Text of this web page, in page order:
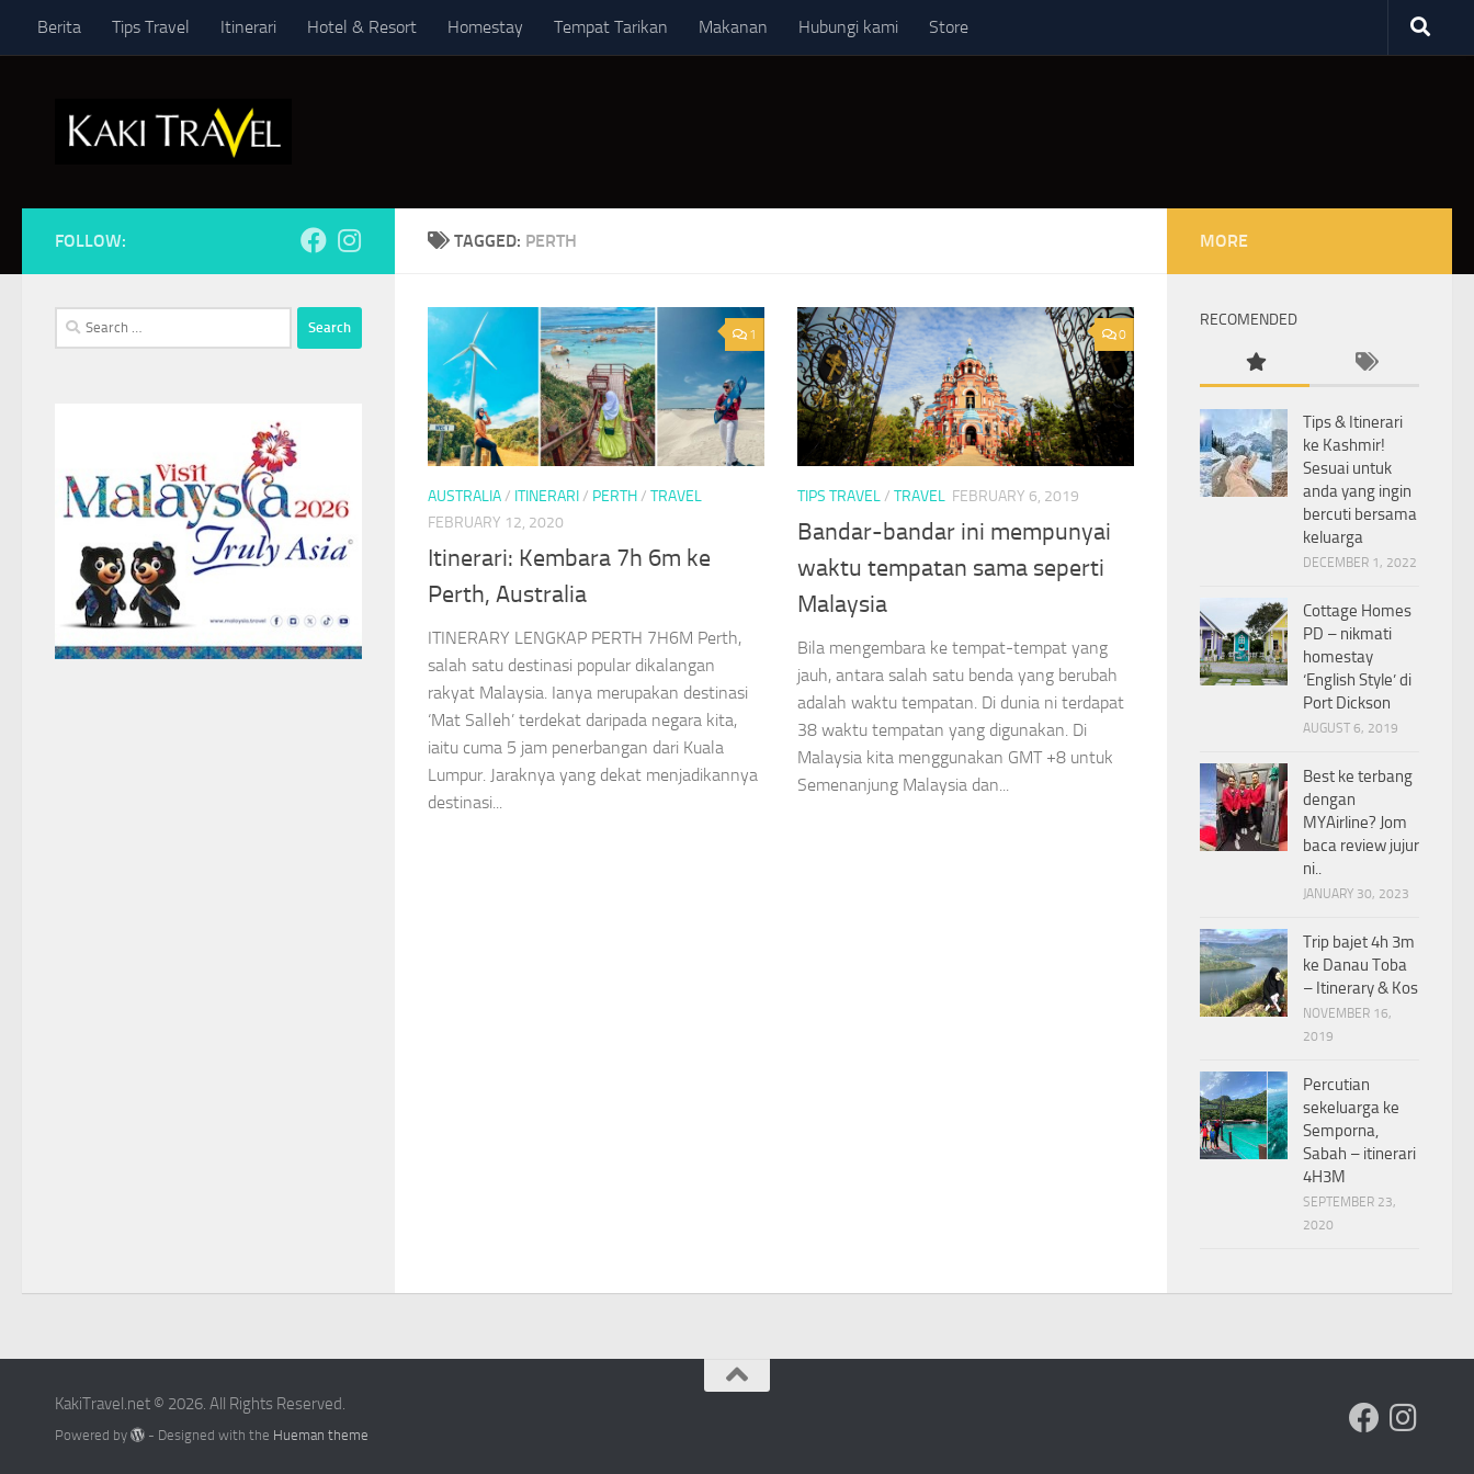
Skip to content
Berita Tips Travel Itinerari Hotel & Resort Homestay Tempat Tarikan Makanan Hubungi kami Store
TAGGED: PERTH
1
AUSTRALIA/ ITINERARI/ PERTH/ TRAVEL
FEBRUARY 12, 2020
Itinerari: Kembara 7h 6m ke
Perth, Australia
ITINERARY LENGKAP PERTH 7H6M Perth,
salah satu destinasi popular dikalangan
rakyat Malaysia. Ianya merupakan destinasi
‘Mat Salleh’ terdekat daripada negara kita,
iaitu cuma 5 jam penerbangan dari Kuala
Lumpur. Jaraknya yang dekat menjadikannya
destinasi...
0
TIPS TRAVEL/ TRAVEL FEBRUARY 6, 2019
Bandar-bandar ini mempunyai
waktu tempatan sama seperti
Malaysia
Bila mengembara ke tempat-tempat yang
jauh, antara salah satu benda yang berubah
adalah waktu tempatan. Di dunia ni terdapat
38 waktu tempatan yang digunakan. Di
Malaysia kita menggunakan GMT +8 untuk
Semenanjung Malaysia dan...
FOLLOW:
Search
for:
MORE
RECOMENDED
Tips & Itinerari
ke Kashmir!
Sesuai untuk
anda yang ingin
bercuti bersama
keluarga
DECEMBER 1, 2022
Cottage Homes
PD – nikmati
homestay
‘English Style’ di
Port Dickson
AUGUST 6, 2019
Best ke terbang
dengan
MYAirline? Jom
baca review jujur
ni..
JANUARY 30, 2023
Trip bajet 4h 3m
ke Danau Toba
– Itinerary & Kos
NOVEMBER 16,
2019
Percutian
sekeluarga ke
Semporna,
Sabah – itinerari
4H3M
SEPTEMBER 23,
2020
KakiTravel.net © 2026. All Rights Reserved.
Powered by - Designed with the Hueman theme